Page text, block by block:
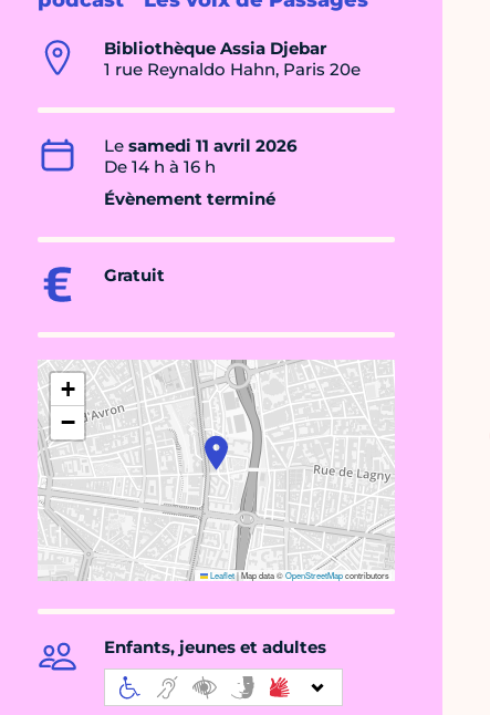
Bibliothèque Assia Djebar
1 rue Reynaldo Hahn, Paris 20e
Le samedi 11 avril 2026
De 14 h à 16 h
Évènement terminé
Gratuit
+
−
Leaflet|Map data ©OpenStreetMapcontributors
Enfants, jeunes et adultes